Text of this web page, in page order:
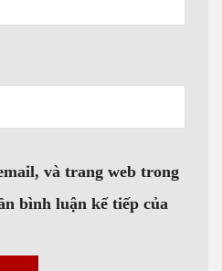
và trang web trong
bình luận kế tiếp của